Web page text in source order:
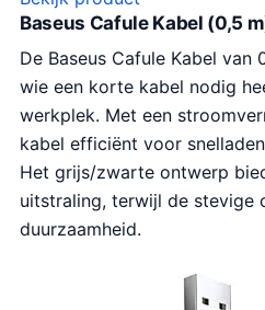
Baseus Cafule Kabel (0,5
De Baseus Cafule Kabel
wie een korte kabel nodig
werkplek. Met een
kabel efficiënt voor
Het grijs/zwarte ontwerp
uitstraling, terwijl de stevige
duurzaamheid.